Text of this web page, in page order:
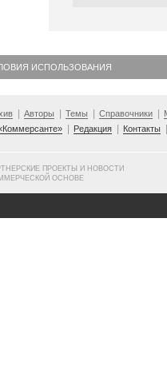
ИСПОЛЬЗОВАНИЯ
Авторы Темы Справочники
Редакция Контакты
ПРОЕКТЫ И НОВОСТИ
ОСНОВЕ